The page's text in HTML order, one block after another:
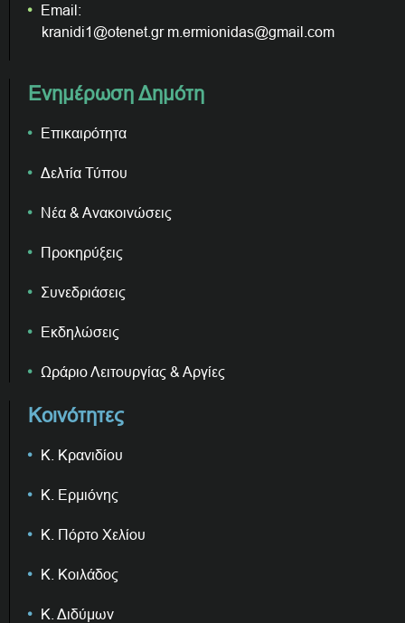
Email:
kranidi1@otenet.gr m.ermionidas@gmail.com
Ενημέρωση Δημότη
Επικαιρότητα
Δελτία Τύπου
Νέα & Ανακοινώσεις
Προκηρύξεις
Συνεδριάσεις
Εκδηλώσεις
Ωράριο Λειτουργίας & Αργίες
Κοινότητες
Κ. Κρανιδίου
Κ. Ερμιόνης
Κ. Πόρτο Χελίου
Κ. Κοιλάδος
Κ. Διδύμων